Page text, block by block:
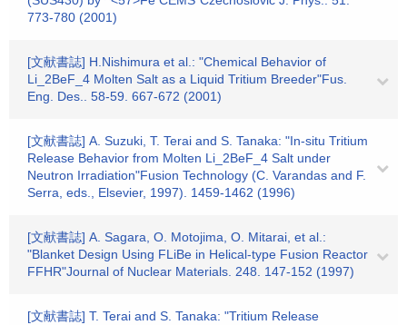
773-780 (2001)
[文献書誌] H.Nishimura et al.: "Chemical Behavior of
Li_2BeF_4 Molten Salt as a Liquid Tritium Breeder"Fus.
Eng. Des.. 58-59. 667-672 (2001)
[文献書誌] A. Suzuki, T. Terai and S. Tanaka: "In-situ Tritium
Release Behavior from Molten Li_2BeF_4 Salt under
Neutron Irradiation"Fusion Technology (C. Varandas and F.
Serra, eds., Elsevier, 1997). 1459-1462 (1996)
[文献書誌] A. Sagara, O. Motojima, O. Mitarai, et al.:
"Blanket Design Using FLiBe in Helical-type Fusion Reactor
FFHR"Journal of Nuclear Materials. 248. 147-152 (1997)
[文献書誌] T. Terai and S. Tanaka: "Tritium Release